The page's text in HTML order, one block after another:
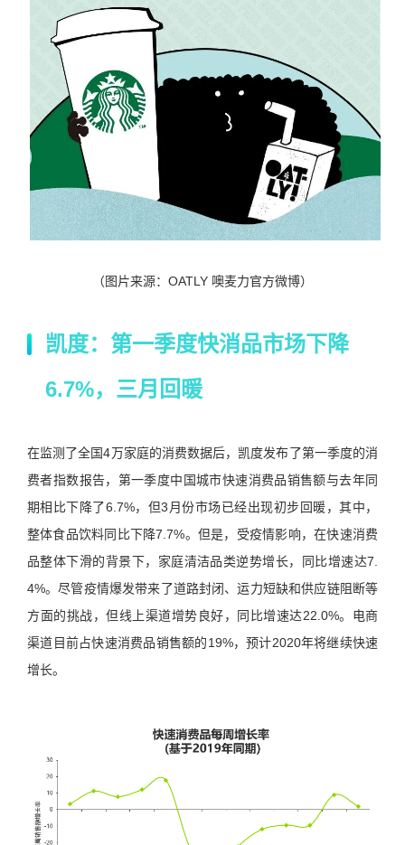
（图片来源： OATLY 噢麦力官方微博）
凯度：第一季度快消品市场下降
6.7%，三月回暖
在监测了全国4万家庭的消费数据后，凯度发布了第一季度的消
费者指数报告，第一季度中国城市快速消费品销售额与去年同
期相比下降了6.7%，但3月份市场已经出现初步回暖，其中，
整体食品饮料同比下降7.7%。但是，受疫情影响，在快速消费
品整体下滑的背景下，家庭清洁品类逆势增长，同比增速达7.
4%。尽管疫情爆发带来了道路封闭、运力短缺和供应链阻断等
方面的挑战，但线上渠道增势良好，同比增速达22.0%。电商
渠道目前占快速消费品销售额的19%，预计2020年将继续快速
增长。